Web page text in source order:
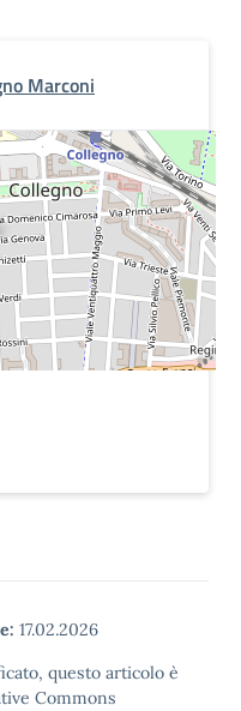
Marconi
17.02.2026
questo articolo è
Commons